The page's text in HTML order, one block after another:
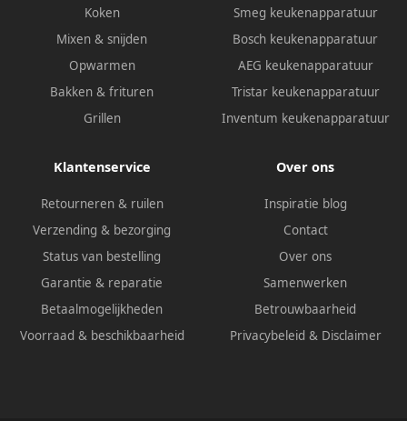
Koken
Mixen & snijden
Opwarmen
Bakken & frituren
Grillen
Smeg keukenapparatuur
Bosch keukenapparatuur
AEG keukenapparatuur
Tristar keukenapparatuur
Inventum keukenapparatuur
Klantenservice
Retourneren & ruilen
Verzending & bezorging
Status van bestelling
Garantie & reparatie
Betaalmogelijkheden
Voorraad & beschikbaarheid
Over ons
Inspiratie blog
Contact
Over ons
Samenwerken
Betrouwbaarheid
Privacybeleid & Disclaimer